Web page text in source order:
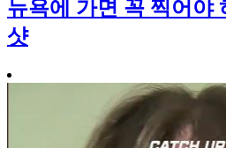
뉴욕에 가면 꼭 찍어야
샷